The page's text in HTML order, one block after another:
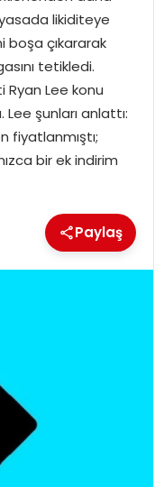
likiditeye
boşa çıkararak
tetikledi.
Lee konu
şunları anlattı:
fiyatlanmıştı;
bir ek indirim
Paylaş